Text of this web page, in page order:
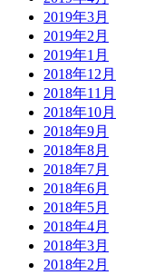
2019年3月
2019年2月
2019年1月
2018年12月
2018年11月
2018年10月
2018年9月
2018年8月
2018年7月
2018年6月
2018年5月
2018年4月
2018年3月
2018年2月